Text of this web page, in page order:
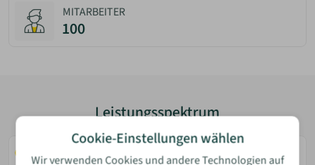
MITARBEITER
100
Leistungsspektrum
Schlüsselfertige Ausführung
Cookie-Einstellungen wählen
Wir verwenden Cookies und andere Technologien auf